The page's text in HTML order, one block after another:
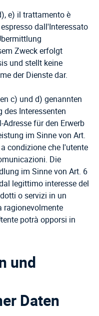
e) il trattamento è
dall'Interessato
Zweck erfolgt
und stellt keine
der Dienste dar.
c) und d) genannten
Interessenten
für den Erwerb
im Sinne von Art.
condizione che l'utente
Die
im Sinne von Art. 6
legittimo interesse del
o servizi in un
ragionevolmente
potrà opporsi in
und
Daten